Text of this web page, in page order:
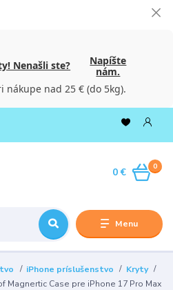
Nenašli ste?
Napíšte
nám.
nákupe nad 25 € (do 5kg).
Menu
0
0 €
iPhone príslušenstvo
Kryty
Magnertic Case pre iPhone 17 Pro Max